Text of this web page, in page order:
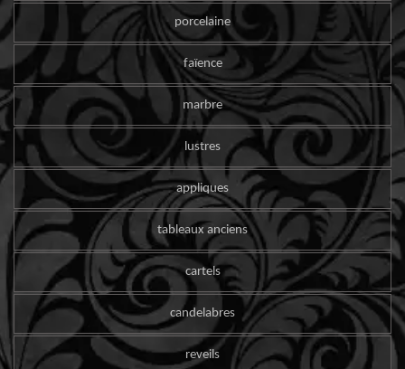
porcelaine
faïence
marbre
lustres
appliques
tableaux anciens
cartels
candelabres
reveils